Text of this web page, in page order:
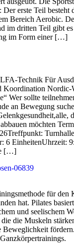
erste Teil besteht
Bereich Aerobic.
im dritten Teil gibt
im Form einer […]
Technik Für
Koordination Nordic-
Wer sollte
an Bewegung
möchten
6 EinheitenUhrzeit:
[…]
für den
hat. Pilates
und seelischem
die Muskeln
Beweglichkeit